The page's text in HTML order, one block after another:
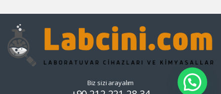
Biz sizi arayalım